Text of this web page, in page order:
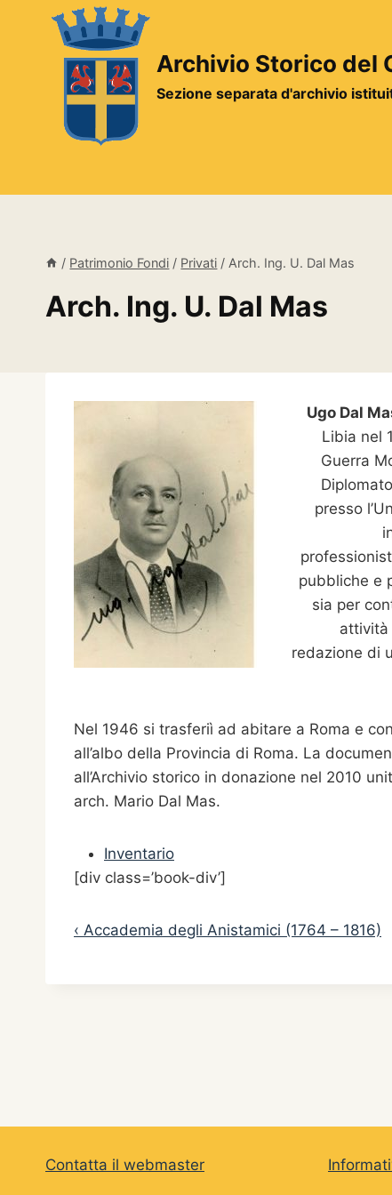
contenuto
Archivio Storico del
Sezione separata d'archivio
/ Patrimonio Fondi / Privati / Arch. Ing. U. Dal Mas
Arch. Ing. U. Dal Mas
Ugo Dal
Libia nel
Guerra
presso
pubbliche e
sia per
attività
redazione di
Nel 1946 si trasferiì ad abitare a Roma e
all’albo della Provincia di Roma. La
all’Archivio storico in donazione nel 2010
arch. Mario Dal Mas.
Inventario
[div class=’book-div’]
‹ Accademia degli Anistamici (1764 – 1816)
Contatta il webmaster